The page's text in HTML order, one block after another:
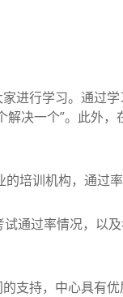
行学习。通过学
决一个”。此外
培训机构，通过率
通过率情况，以
支持，中心具有